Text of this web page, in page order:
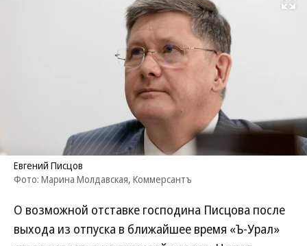
Развернуть
Евгений Писцов
Фото: Марина Молдавская, Коммерсантъ
О возможной отставке господина Писцова после
выхода из отпуска в ближайшее время «Ъ-Урал»